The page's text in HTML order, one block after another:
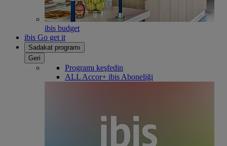
ibis budget
ibis Go get it
Sadakat programı
Geri
Programı keşfedin
ALL Accor+ ibis Aboneliği